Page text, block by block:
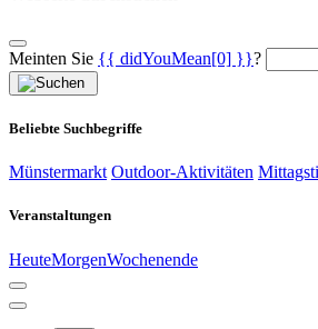
Meinten Sie {{ didYouMean[0] }}?
Beliebte Suchbegriffe
Münstermarkt Outdoor-Aktivitäten
Veranstaltungen
HeuteMorgenWochenende